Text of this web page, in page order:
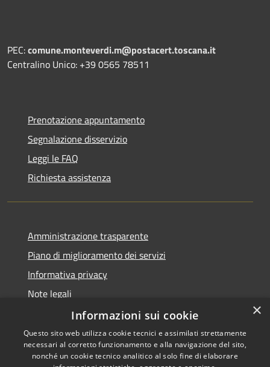
PEC:comune.monteverdi.m@postacert.toscana.it
Centralino Unico: +39 0565 78511
Prenotazione appuntamento
Segnalazione disservizio
Leggi le FAQ
Richiesta assistenza
Amministrazione trasparente
Piano di miglioramento dei servizi
Informativa privacy
Note legali
Dichiarazione di accessibilità
×
Informazioni sui cookie
Questo sito web utilizza cookie tecnici e assimilati strettamente
necessari al corretto funzionamento e alla navigazione del sito,
nonché un cookie tecnico analitico al solo fine di elaborare